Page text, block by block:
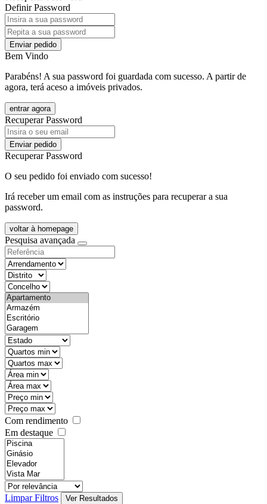
Definir Password
Enviar pedido
Bem Vindo
Parabéns! A sua password foi guardada com sucesso. A partir de
agora, terá aceso a imóveis privados.
entrar agora
Recuperar Password
Enviar pedido
Recuperar Password
O seu pedido foi enviado com sucesso!
Irá receber um email com as instruções para recuperar a sua
password.
voltar à homepage
Pesquisa avançada
Com rendimento
Em destaque
Limpar Filtros Ver Resultados